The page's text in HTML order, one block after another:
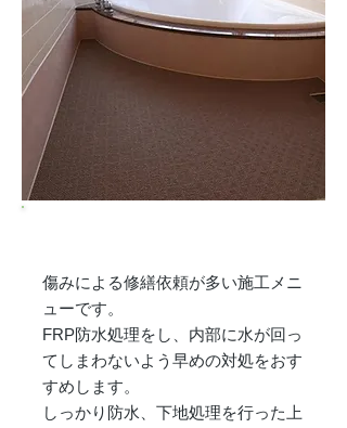
傷みによる修繕依頼が多い施工メニ
ューです。
FRP防水処理をし、内部に水が回っ
てしまわないよう早めの対処をおす
すめします。
しっかり防水、下地処理を行った上